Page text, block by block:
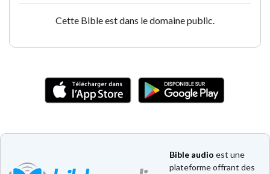
Cette Bible est dans le domaine public.
Bible audio est une
plateforme offrant des